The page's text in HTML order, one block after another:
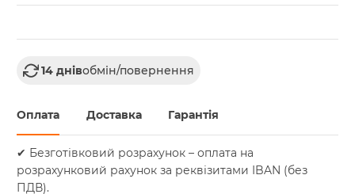
14 днівобмін/повернення
Оплата Доставка Гарантія
✔ Безготівковий розрахунок – оплата на
розрахунковий рахунок за реквізитами IBAN (без
ПДВ).